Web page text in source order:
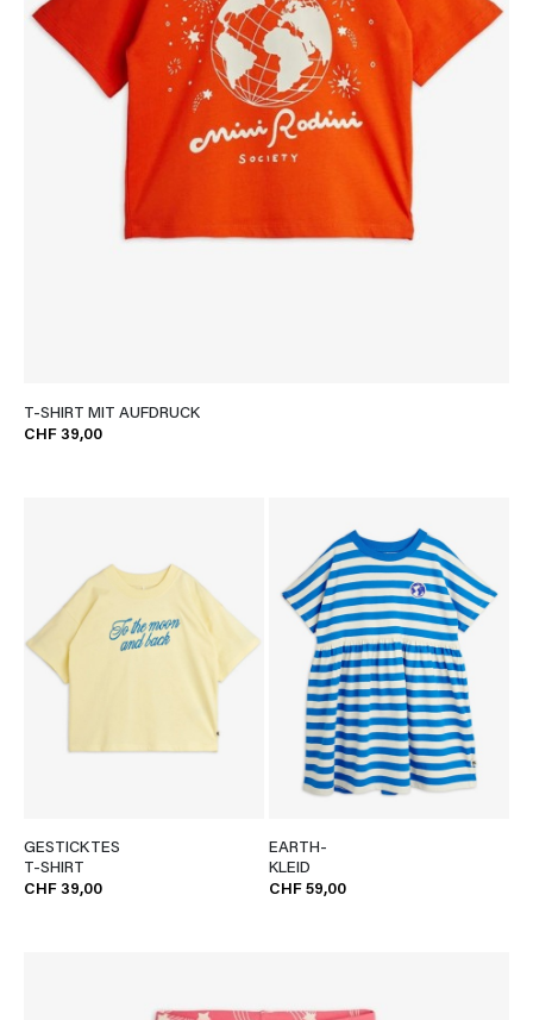
T-SHIRT MIT AUFDRUCK
CHF 39,00
GESTICKTES
T-SHIRT
CHF 39,00
EARTH-
KLEID
CHF 59,00